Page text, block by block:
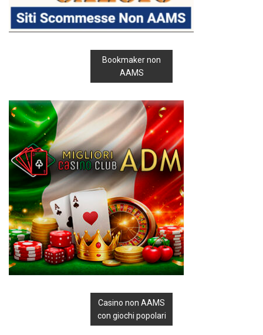
Bookmaker non
AAMS
Casino non AAMS
con giochi popolari